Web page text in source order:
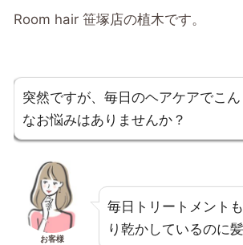
Room hair 笹塚店の植木です。
突然ですが、毎日のヘアケアでこん
なお悩みはありませんか？
お客様
毎日トリートメント
り乾かしているのに